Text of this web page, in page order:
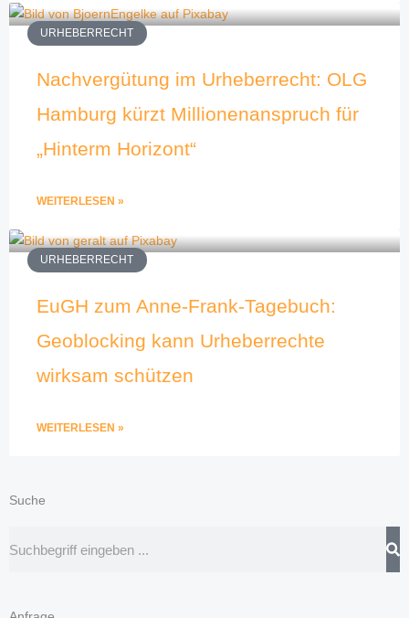
URHEBERRECHT
Nachvergütung im Urheberrecht: OLG
Hamburg kürzt Millionenanspruch für
„Hinterm Horizont“
WEITERLESEN »
URHEBERRECHT
EuGH zum Anne-Frank-Tagebuch:
Geoblocking kann Urheberrechte
wirksam schützen
WEITERLESEN »
Suche